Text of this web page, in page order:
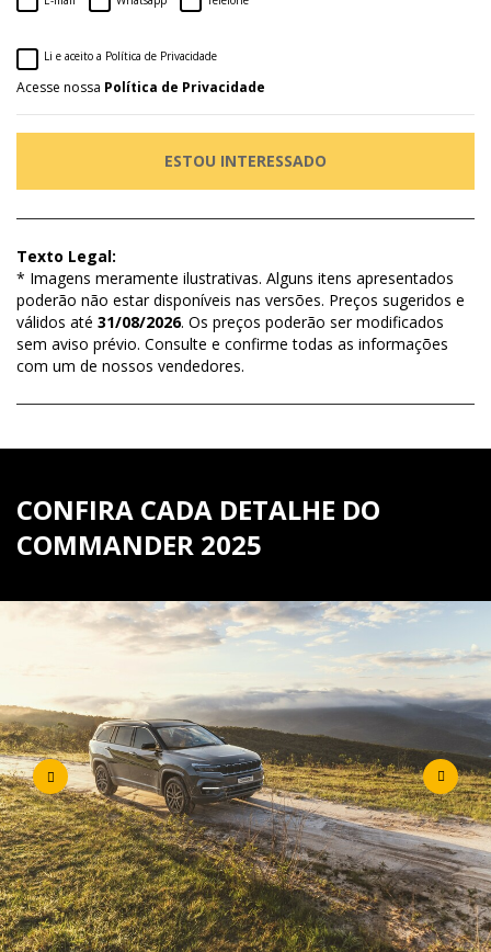
Li e aceito a Política de Privacidade
Acesse nossa Política de Privacidade
ESTOU INTERESSADO
Texto Legal:
* Imagens meramente ilustrativas. Alguns itens apresentados
poderão não estar disponíveis nas versões. Preços sugeridos e
válidos até 31/08/2026. Os preços poderão ser modificados
sem aviso prévio. Consulte e confirme todas as informações
com um de nossos vendedores.
CONFIRA CADA DETALHE DO
COMMANDER 2025